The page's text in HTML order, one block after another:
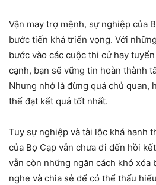
Vận may trợ mệnh, sự nghiệp của
bước tiến khá triển vọng. Với
bước vào các cuộc thi cử hay
cạnh, bạn sẽ vững tin hoàn thành
Nhưng nhớ là đừng quá chủ quan,
thể đạt kết quả tốt nhất.
Tuy sự nghiệp và tài lộc khá hanh
của Bọ Cạp vẫn chưa đi đến hồi
vẫn còn những ngăn cách khó xóa
nghe và chia sẻ để có thể thấu